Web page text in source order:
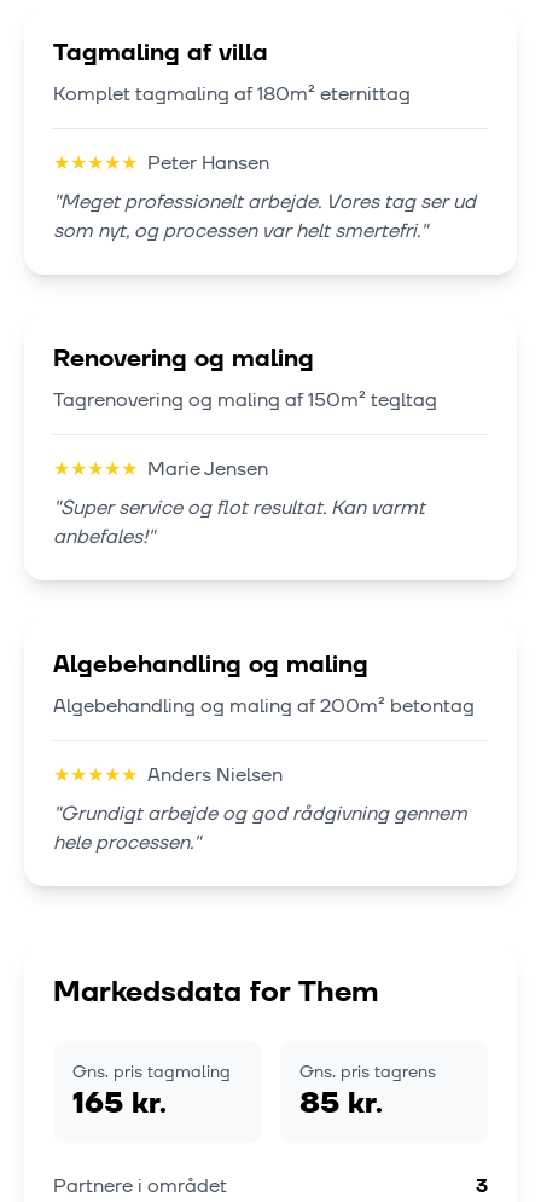
Tagmaling af villa
Komplet tagmaling af 180m² eternittag
★★★★★ Peter Hansen
"Meget professionelt arbejde. Vores tag ser ud
som nyt, og processen var helt smertefri."
Renovering og maling
Tagrenovering og maling af 150m² tegltag
★★★★★ Marie Jensen
"Super service og flot resultat. Kan varmt
anbefales!"
Algebehandling og maling
Algebehandling og maling af 200m² betontag
★★★★★ Anders Nielsen
"Grundigt arbejde og god rådgivning gennem
hele processen."
Markedsdata forThem
Gns. pris tagmaling
165 kr.
Gns. pris tagrens
85 kr.
Partnere i området
3